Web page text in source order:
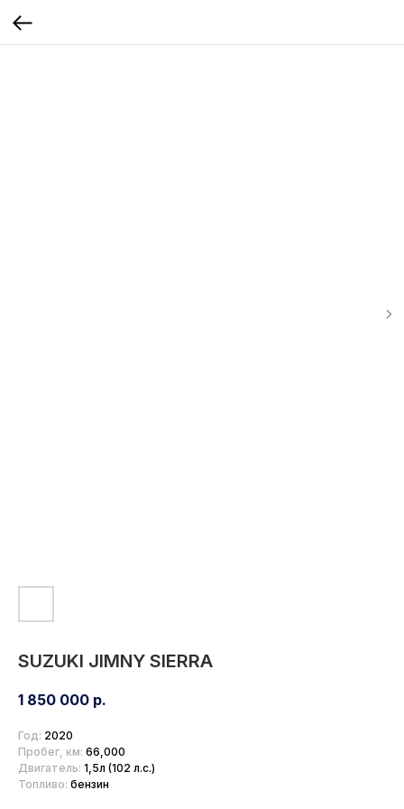
SUZUKI JIMNY SIERRA
1 850 000 р.
Год: 2020
Пробег, км: 66,000
Двигатель: 1,5л (102 л.с.)
Топливо: бензин